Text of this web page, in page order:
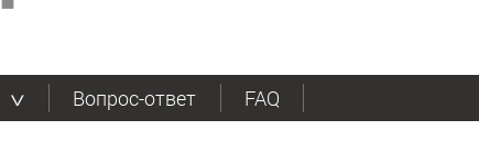
Вопрос-ответ FAQ